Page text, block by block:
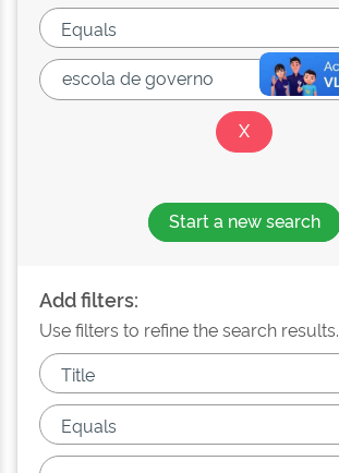
Start a new search
Add filters:
Use filters to refine the search results.